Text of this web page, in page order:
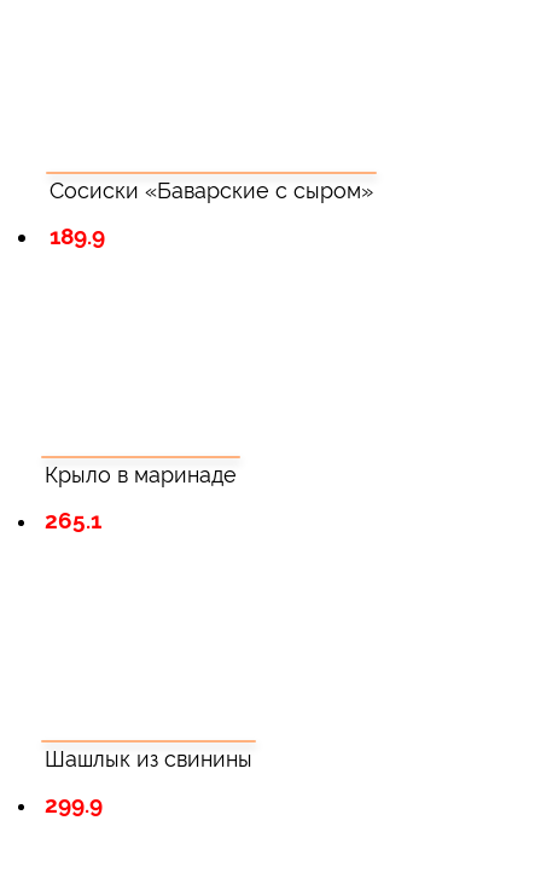
Сосиски «Баварские с сыром»
189.9
Крыло в маринаде
265.1
Шашлык из свинины
299.9